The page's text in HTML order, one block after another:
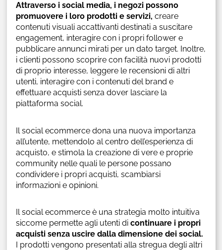
Attraverso i social media, i negozi possono
promuovere i loro prodotti e servizi, creare
contenuti visuali accattivanti destinati a suscitare
engagement, interagire con i propri follower e
pubblicare annunci mirati per un dato target. Inoltre,
i clienti possono scoprire con facilità nuovi prodotti
di proprio interesse, leggere le recensioni di altri
utenti, interagire con i contenuti del brand e
effettuare acquisti senza dover lasciare la
piattaforma social.
Il social ecommerce dona una nuova importanza
all’utente, mettendolo al centro dell’esperienza di
acquisto, e stimola la creazione di vere e proprie
community nelle quali le persone possano
condividere i propri acquisti, scambiarsi
informazioni e opinioni.
Il social ecommerce è una strategia molto intuitiva
siccome permette agli utenti dicontinuare i propri
acquisti senza uscire dalla dimensione dei social.
I prodotti vengono presentati alla stregua degli altri